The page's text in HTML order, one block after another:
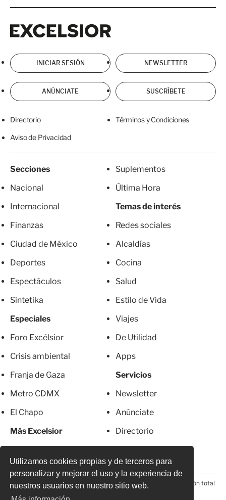
Utilizamos cookies propias y de terceros para
personalizar y mejorar el uso y la experiencia de
nuestros usuarios en nuestro sitio web.
INICIAR SESIÓN NEWSLETTER
ANÚNCIATE SUSCRÍBETE
Directorio Términos y Condiciones
Aviso de Privacidad
Secciones
Nacional
Internacional
Finanzas
Ciudad de México
Deportes
Espectáculos
Sintetika
Especiales
Foro Excélsior
Crisis ambiental
Franja de Gaza
Metro CDMX
El Chapo
Más Excelsior
Suplementos
Última Hora
Temas de interés
Redes sociales
Alcaldías
Cocina
Salud
Estilo de Vida
Viajes
De Utilidad
Apps
Servicios
Newsletter
Anúnciate
Directorio
© 2026 Todos los derechos reservados. Prohibida la reproducción total
o parcial, incluyendo cualquier medio electrónico*